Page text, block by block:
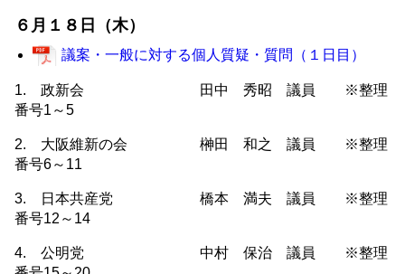
６月１８日（木）
議案・一般に対する個人質疑・質問（１日目）
1. 政新会 田中 秀昭 議員 ※整理
番号1～5
2. 大阪維新の会 榊田 和之 議員 ※整理
番号6～11
3. 日本共産党 橋本 満夫 議員 ※整理
番号12～14
4. 公明党 中村 保治 議員 ※整理